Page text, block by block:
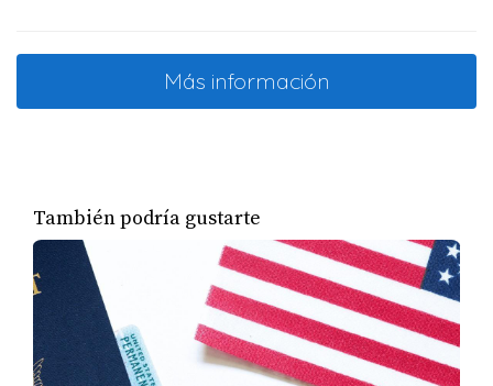
Más información
También podría gustarte